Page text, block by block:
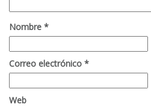
Nombre *
Correo electrónico *
Web